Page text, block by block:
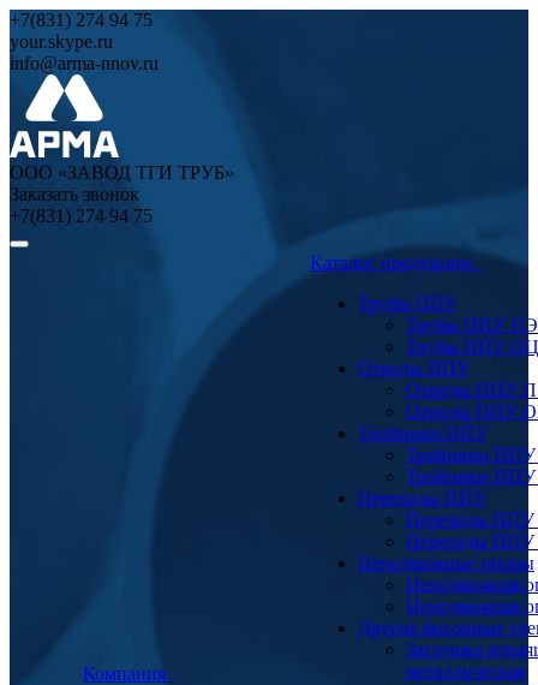
+7(831) 274 94 75
your.skype.ru
info@arma-nnov.ru
ООО «ЗАВОД ТГИ ТРУБ»
Заказать звонок
+7(831) 274 94 75
Компания
Каталог продукции
Трубы ППУ
Трубы ППУ ПЭ
Трубы ППУ ОЦ
Отводы ППУ
Отводы ППУ
Отводы ППУ
Тройники ППУ
Тройники
Тройники
Переходы ППУ
Переходы
Переходы
Неподвижные опоры
Неподвижная
Неподвижная
Другие фасонные
Заглушка
металлическая